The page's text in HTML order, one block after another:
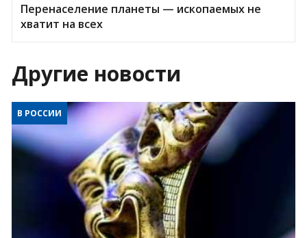
Перенаселение планеты — ископаемых не
хватит на всех
Другие новости
В РОССИИ